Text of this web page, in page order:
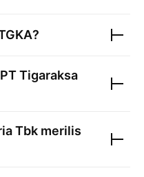
?
PT Tigaraksa
Tbk merilis